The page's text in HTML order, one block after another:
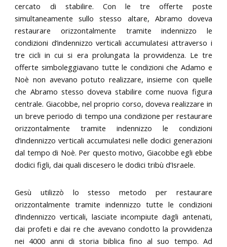
cercato di stabilire. Con le tre offerte poste
simultaneamente sullo stesso altare, Abramo doveva
restaurare orizzontalmente tramite indennizzo le
condizioni d’indennizzo verticali accumulatesi attraverso i
tre cicli in cui si era prolungata la provvidenza. Le tre
offerte simboleggiavano tutte le condizioni che Adamo e
Noè non avevano potuto realizzare, insieme con quelle
che Abramo stesso doveva stabilire come nuova figura
centrale. Giacobbe, nel proprio corso, doveva realizzare in
un breve periodo di tempo una condizione per restaurare
orizzontalmente tramite indennizzo le condizioni
d’indennizzo verticali accumulatesi nelle dodici generazioni
dal tempo di Noè. Per questo motivo, Giacobbe egli ebbe
dodici figli, dai quali discesero le dodici tribù d’Israele.
Gesù utilizzò lo stesso metodo per restaurare
orizzontalmente tramite indennizzo tutte le condizioni
d’indennizzo verticali, lasciate incompiute dagli antenati,
dai profeti e dai re che avevano condotto la provvidenza
nei 4000 anni di storia biblica fino al suo tempo. Ad